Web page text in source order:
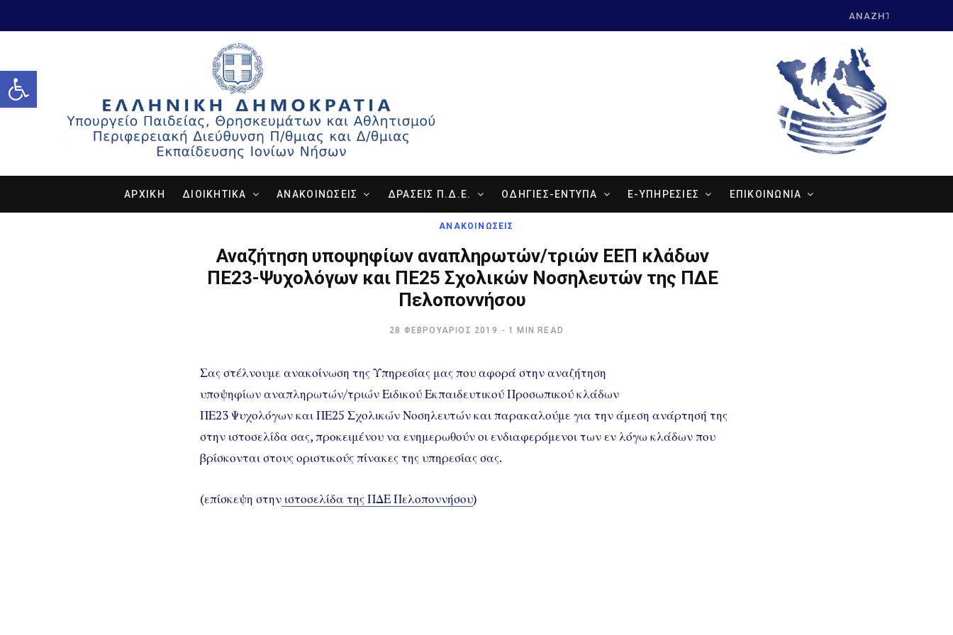
Open toolbar
Search
ΑΡΧΙΚΗ ΔΙΟΙΚΗΤΙΚΑ ΑΝΑΚΟΙΝΩΣΕΙΣ ΔΡΑΣΕΙΣ Π.Δ.Ε. ΟΔΗΓΙΕΣ-ΕΝΤΥΠΑ E-ΥΠΗΡΕΣΙΕΣ ΕΠΙΚΟΙΝΩΝΙΑ
ΑΝΑΚΟΙΝΩΣΕΙΣ
Αναζήτηση υποψηφίων αναπληρωτών/τριών ΕΕΠ κλάδων
ΠΕ23-Ψυχολόγων και ΠΕ25 Σχολικών Νοσηλευτών της ΠΔΕ
Πελοποννήσου
28 ΦΕΒΡΟΥΆΡΙΟΣ 2019 1 MIN READ
Σας στέλνουμε ανακοίνωση της Υπηρεσίας μας που αφορά στην αναζήτηση
υποψηφίων αναπληρωτών/τριών Ειδικού Εκπαιδευτικού Προσωπικού κλάδων
ΠΕ23 Ψυχολόγων και ΠΕ25 Σχολικών Νοσηλευτών και παρακαλούμε για την άμεση ανάρτησή της
στην ιστοσελίδα σας, προκειμένου να ενημερωθούν οι ενδιαφερόμενοι των εν λόγω κλάδων που
βρίσκονται στους οριστικούς πίνακες της υπηρεσίας σας.
(επίσκεψη στην ιστοσελίδα της ΠΔΕ Πελοποννήσου)